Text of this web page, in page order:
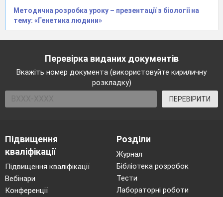
Методична розробка уроку – презентації з біології на
тему: «Генетика людини»
Перевірка виданих документів
Вкажіть номер документа (використовуйте кириличну
розкладку)
ПЕРЕВІРИТИ
Підвищення
кваліфікації
Підвищення кваліфікації
Вебінари
Конференції
Розділи
Журнал
Бібліотека розробок
Тести
Лабораторні роботи